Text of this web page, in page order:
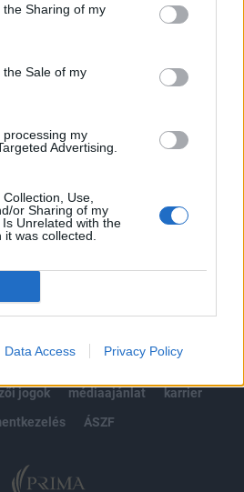
Sharing of my
Sale of my
my
Advertising.
Use,
or Sharing of my
Unrelated with the
was collected.
Data Access Privacy Policy
tartalmazza:
cikkarchívum
BEJELENTKEZÉS
jogok médiaajánlat
karrier
ÁSZF